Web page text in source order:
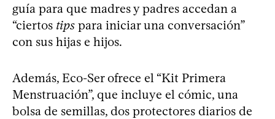
guía para que madres y padres accedan a
“ciertos tips para iniciar una conversación”
con sus hijas e hijos.
Además, Eco-Ser ofrece el “Kit Primera
Menstruación”, que incluye el cómic, una
bolsa de semillas, dos protectores diarios de